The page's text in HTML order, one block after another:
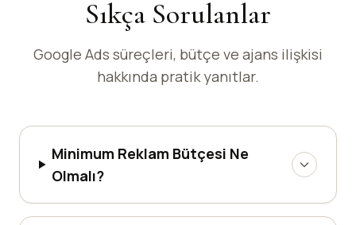
Sıkça Sorulanlar
Google Ads süreçleri, bütçe ve ajans ilişkisi
hakkında pratik yanıtlar.
Minimum Reklam Bütçesi Ne
Olmalı?